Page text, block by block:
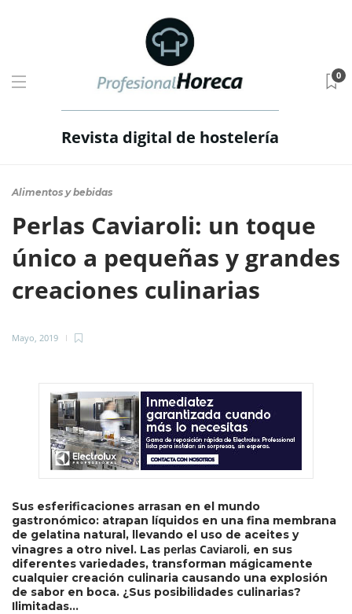
Revista digital de hostelería
0
Alimentos y bebidas
Perlas Caviaroli: un toque
único a pequeñas y grandes
creaciones culinarias
Mayo, 2019
Sus esferificaciones arrasan en el mundo
gastronómico: atrapan líquidos en una fina membrana
de gelatina natural, llevando el uso de aceites y
vinagres a otro nivel. Las perlas Caviaroli, en sus
diferentes variedades, transforman mágicamente
cualquier creación culinaria causando una explosión
de sabor en boca. ¿Sus posibilidades culinarias?
Ilimitadas…